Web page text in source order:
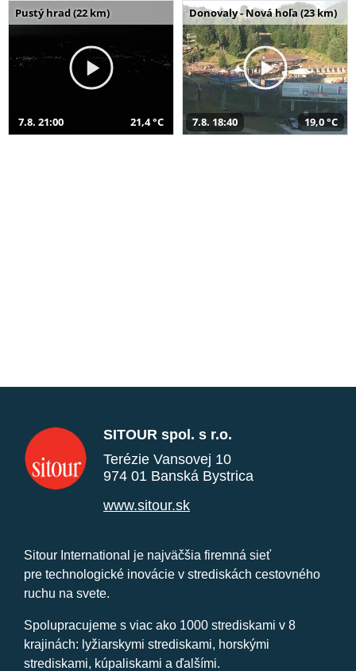
Pustý hrad (22 km)
7.8. 21:00 21,4 °C
Donovaly - Nová hoľa (23 km)
7.8. 18:40 19,0 °C
SITOUR spol. s r.o.
Terézie Vansovej 10
974 01 Banská Bystrica
www.sitour.sk
Sitour International je najväčšia firemná sieť
pre technologické inovácie v strediskách cestovného
ruchu na svete.
Spolupracujeme s viac ako 1000 strediskami v 8
krajinách: lyžiarskymi strediskami, horskými
strediskami, kúpaliskami a ďalšími.